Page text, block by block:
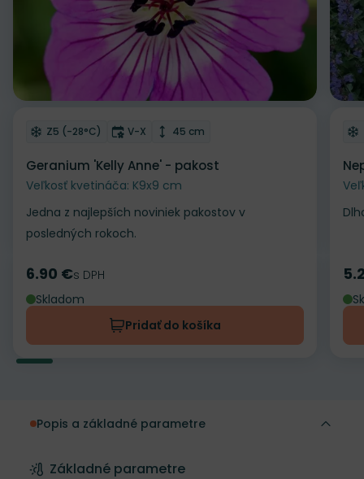
Odober do zoznamu želaní
Mrazuvzdornosť
Z5 (-28°C) Doba kvitnutia
V-X Výška rastliny
45 cm
Geranium 'Kelly Anne' - pakost
Veľkosť kvetináča: K9x9 cm
Jedna z najlepších noviniek pakostov v
posledných rokoch.
Cena
6.90 €s DPH
Skladom
Pridať do košíka
Popis a základné parametre
Základné parametre